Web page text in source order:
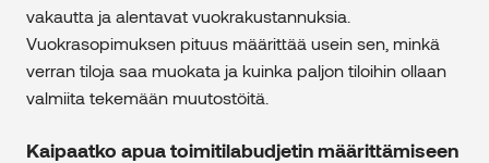
vakautta ja alentavat vuokrakustannuksia.
Vuokrasopimuksen pituus määrittää usein sen, minkä
verran tiloja saa muokata ja kuinka paljon tiloihin ollaan
valmiita tekemään muutostöitä.
Kaipaatko apua toimitilabudjetin määrittämiseen